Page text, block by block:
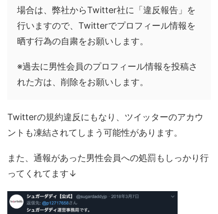
場合は、弊社からTwitter社に「違反報告」を
行いますので、Twitterでプロフィール情報を
晒す行為の自粛をお願いします。
※過去に男性会員のプロフィール情報を投稿さ
れた方は、削除をお願いします。
Twitterの規約違反にもなり、ツイッターのアカウ
ントも凍結されてしまう可能性があります。
また、通報があった男性会員への処罰もしっかり行
ってくれてます↓